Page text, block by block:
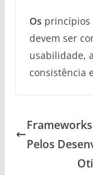
Osprincípios
devem ser
usabilidade,
consistência
Pelos